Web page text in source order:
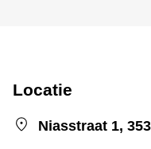
Locatie
Niasstraat 1,